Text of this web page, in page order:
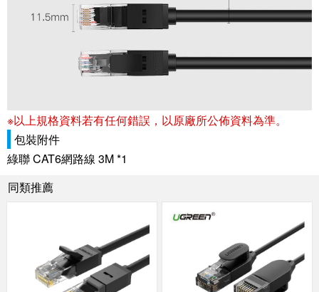
※以上規格資料若有任何錯誤，以原廠所公佈資料為準。
包裝附件
綠聯 CAT6網路線 3M *1
同類推薦